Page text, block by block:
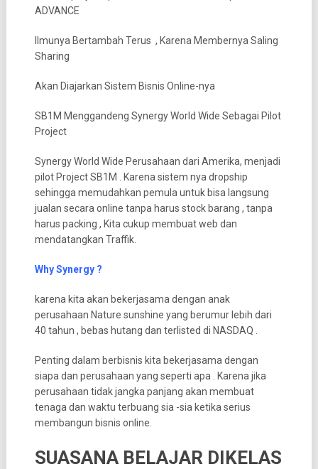
ADVANCE
Ilmunya Bertambah Terus , Karena Membernya Saling
Sharing
Akan Diajarkan Sistem Bisnis Online-nya
SB1M Menggandeng Synergy World Wide Sebagai Pilot
Project
Synergy World Wide Perusahaan dari Amerika, menjadi
pilot Project SB1M . Karena sistem nya dropship
sehingga memudahkan pemula untuk bisa langsung
jualan secara online tanpa harus stock barang , tanpa
harus packing , Kita cukup membuat web dan
mendatangkan Traffik.
Why Synergy ?
karena kita akan bekerjasama dengan anak
perusahaan Nature sunshine yang berumur lebih dari
40 tahun , bebas hutang dan terlisted di NASDAQ .
Penting dalam berbisnis kita bekerjasama dengan
siapa dan perusahaan yang seperti apa . Karena jika
perusahaan tidak jangka panjang akan membuat
tenaga dan waktu terbuang sia -sia ketika serius
membangun bisnis online.
SUASANA BELAJAR DIKELAS